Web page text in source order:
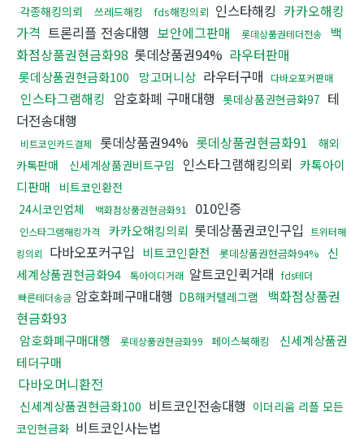
각종해킹의뢰 쓰레드해킹 fds해킹의뢰 인스타해킹 카카오해킹
가격 트론리플 전송대행 보안에그판매 롯데상품권테더전송
백
화점상품권현금화98 롯데상품권94% 라우터판매
롯데상품권현금화100 망고머니상 라우터구매 다바오포커판매
인스타그램해킹 암호화폐 구매대행 롯데상품권현금화97 테
더전송대행
비트코인카드결제 롯데상품권94% 롯데상품권현금화91
해외
카톡판매
신세계상품권비트구입 인스타그램해킹의뢰 카톡아이
디판매
비트코인환전
24시코인업체
백화점상품권현금화91 010인증
인스타그램해킹가격 카카오해킹의뢰 롯데상품권코인구입
트위터해
킹의뢰
다바오포커구입 비트코인환전 롯데상품권현금화94%
신
세계상품권현금화94
톡아이디거래 알트코인퀵거래 fds테더
빠른테더송금 암호화폐구매대행 DB해커텔레그램
백화점상품권
현금화93
암호화폐구매대행 롯데상품권현금화99 페이스북해킹
신세계상품권
테더구매
다바오머니환전
신세계상품권현금화100 비트코인전송대행 이더리움 리플 모든
코인현금화 비트코인사는법